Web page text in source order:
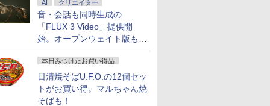
AI クリエイター
音・会話も同時生成の
「FLUX 3 Video」提供開
始。オープンウェイト版も計
画
本日みつけたお買い得品
日清焼そばU.F.O.の12個セッ
トがお買い得。マルちゃん焼
そばも！